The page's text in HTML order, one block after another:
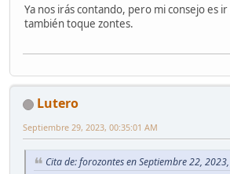
Ya nos irás contando, pero mi consejo es
también toque zontes.
Lutero
Septiembre 29, 2023, 00:35:01 AM
Cita de: forozontes en Septiembre 22,